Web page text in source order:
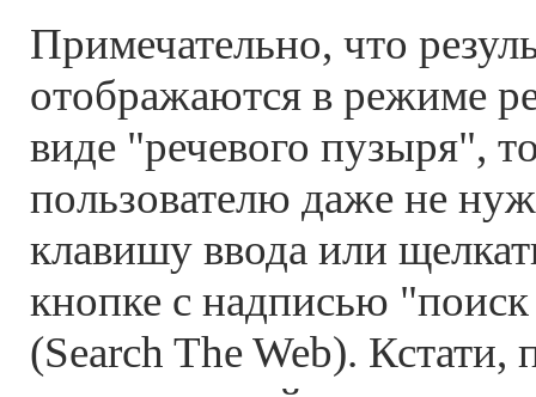
Примечательно, что
отображаются в режиме
виде "речевого пузыря",
пользователю даже не
клавишу ввода или
кнопке с надписью "поиск
(Search The Web). Кстати,